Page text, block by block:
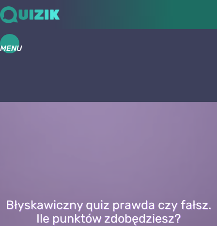
MENU
Błyskawiczny quiz prawda czy fałsz.
Ile punktów zdobędziesz?